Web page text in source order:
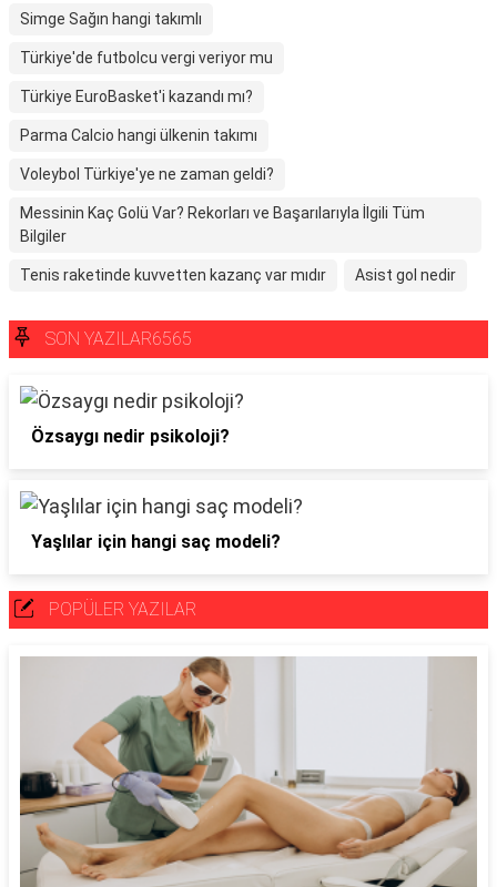
Simge Sağın hangi takımlı
Türkiye'de futbolcu vergi veriyor mu
Türkiye EuroBasket'i kazandı mı?
Parma Calcio hangi ülkenin takımı
Voleybol Türkiye'ye ne zaman geldi?
Messinin Kaç Golü Var? Rekorları ve Başarılarıyla İlgili Tüm
Bilgiler
Tenis raketinde kuvvetten kazanç var mıdır Asist gol nedir
SON YAZILAR6565
Özsaygı nedir psikoloji?
Yaşlılar için hangi saç modeli?
POPÜLER YAZILAR